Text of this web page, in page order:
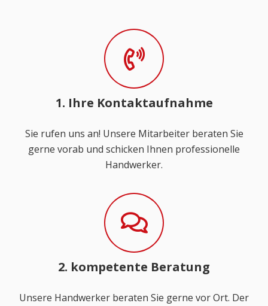
1. Ihre Kontaktaufnahme
Sie rufen uns an! Unsere Mitarbeiter beraten Sie
gerne vorab und schicken Ihnen professionelle
Handwerker.
2. kompetente Beratung
Unsere Handwerker beraten Sie gerne vor Ort. Der